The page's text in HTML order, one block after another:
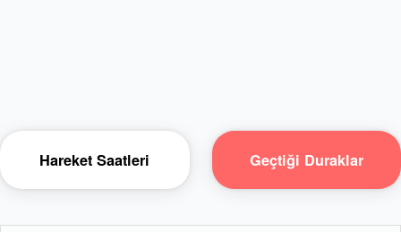
Hareket Saatleri Geçtiği Duraklar